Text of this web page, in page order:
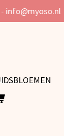
info@myoso.nl